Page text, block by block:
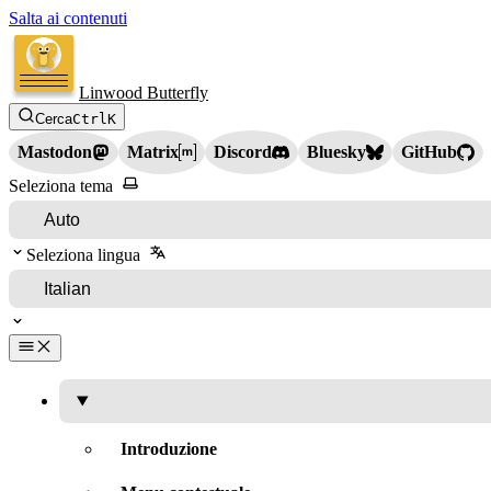
Salta ai contenuti
Linwood Butterfly
CercaCtrlK
Mastodon Matrix Discord Bluesky
GitHub
Seleziona tema
Seleziona lingua
Introduzione